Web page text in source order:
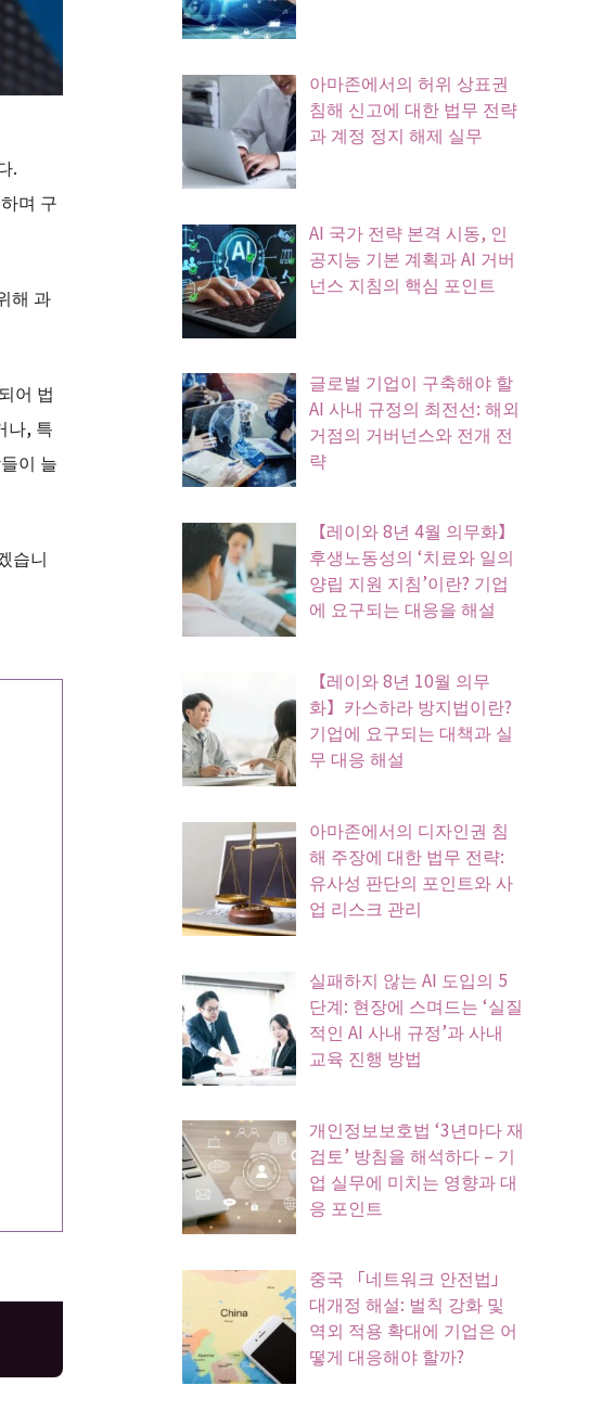
.
며 구
해 과
어 법
나, 특
이 늘
습니
아마존에서의 허위 상표권
침해 신고에 대한 법무 전략
과 계정 정지 해제 실무
AI 국가 전략 본격 시동, 인
공지능 기본 계획과 AI 거버
넌스 지침의 핵심 포인트
글로벌 기업이 구축해야 할
AI 사내 규정의 최전선: 해외
거점의 거버넌스와 전개 전
략
【레이와 8년 4월 의무화】
후생노동성의 ‘치료와 일의
양립 지원 지침’이란? 기업
에 요구되는 대응을 해설
【레이와 8년 10월 의무
화】카스하라 방지법이란?
기업에 요구되는 대책과 실
무 대응 해설
아마존에서의 디자인권 침
해 주장에 대한 법무 전략:
유사성 판단의 포인트와 사
업 리스크 관리
실패하지 않는 AI 도입의 5
단계: 현장에 스며드는 ‘실질
적인 AI 사내 규정’과 사내
교육 진행 방법
개인정보보호법 ‘3년마다 재
검토’ 방침을 해석하다 – 기
업 실무에 미치는 영향과 대
응 포인트
중국 「네트워크 안전법」
대개정 해설: 벌칙 강화 및
역외 적용 확대에 기업은 어
떻게 대응해야 할까?